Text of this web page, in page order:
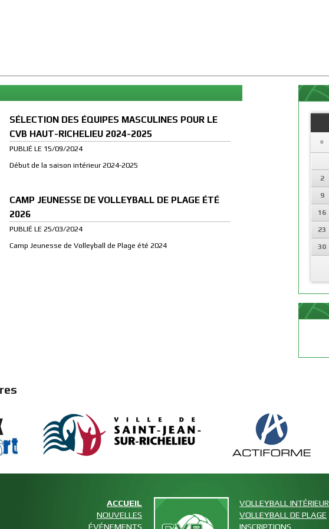
SÉLECTION DES ÉQUIPES MASCULINES POUR LE
CVB HAUT-RICHELIEU 2024-2025
PUBLIÉ LE 15/09/2024
Début de la saison intérieur 2024-2025
CAMP JEUNESSE DE VOLLEYBALL DE PLAGE ÉTÉ
2026
PUBLIÉ LE 25/03/2024
Camp Jeunesse de Volleyball de Plage été 2024
D
2
9
16
23
30
ACCUEIL
NOUVELLES
ÉVÉNEMENTS
VOLLEYBALL INTÉRIEUR
VOLLEYBALL DE PLAGE
INSCRIPTIONS